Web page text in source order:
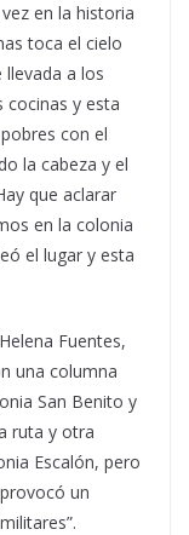
en la historia
toca el cielo
llevada a los
cocinas y esta
con el
la cabeza y el
que aclarar
en la colonia
el lugar y esta
Fuentes,
una columna
San Benito y
ruta y otra
Escalón, pero
un